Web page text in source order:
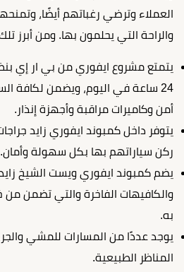
العملاء وترضي رغباتهم أيضًا،
والراحة التي يحلمون بها. ومن أبرز
يتمتع مشروع ايفوري من بي ار إي
24 ساعة في اليوم، ويضمن لكافة
أمن وكاميرات مراقبة وأجهزة إنذار.
يتوفر داخل كمبوند ايفوري زايد
ركن سياراتهم بها بكل سهولة وأمان.
يضم كمبوند ايفوري ويست الشيخ
والكافيهات الفاخرة والتي تضمن من
به.
يوجد عددًا من المسارات للمشي
المناظر الطبيعية.